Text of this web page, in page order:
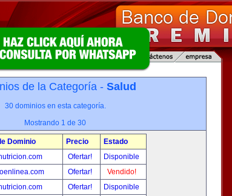
de la Categoría - Salud
30 dominios en esta categoría.
Mostrando 1 de 30
Dominio Precio
Estado
Ofertar!
Disponible
Ofertar!
Vendido!
Ofertar!
Disponible